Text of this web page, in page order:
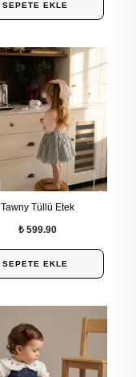
SEPETE EKLE
Tawny Tüllü Etek
₺ 599.90
SEPETE EKLE